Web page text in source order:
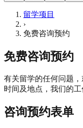
留学项目
›
免费咨询预约
免费咨询预约
有关留学的任何问题
时间及地点，我们的工
咨询预约表单